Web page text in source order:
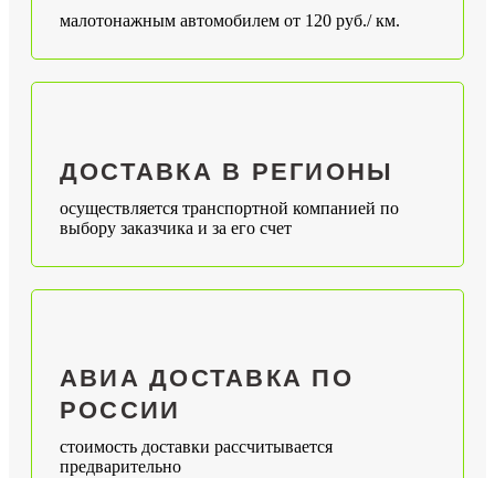
малотонажным автомобилем от 120 руб./ км.
ДОСТАВКА В РЕГИОНЫ
осуществляется транспортной компанией по
выбору заказчика и за его счет
АВИА ДОСТАВКА ПО
РОССИИ
стоимость доставки рассчитывается
предварительно